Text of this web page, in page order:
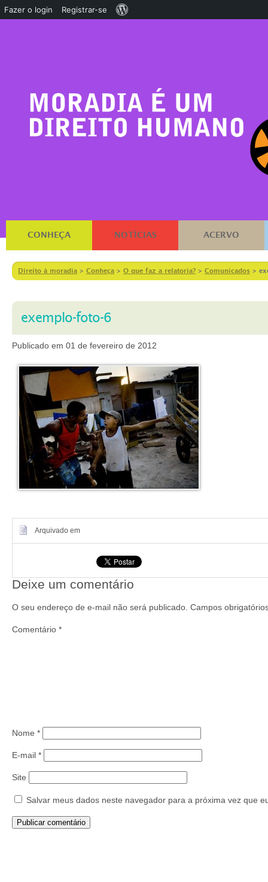
CONHEÇA NOTÍCIAS ACERVO
Direito à moradia > Conheça > O que faz a relatoria? > Comunicados >
exemplo-foto-6
Publicado em 01 de fevereiro de 2012
Arquivado em
Deixe um comentário
O seu endereço de e-mail não será publicado. Campos
Comentário *
Nome *
E-mail *
Site
Salvar meus dados neste navegador para a próxima vez que
Fazer o login Registrar-se